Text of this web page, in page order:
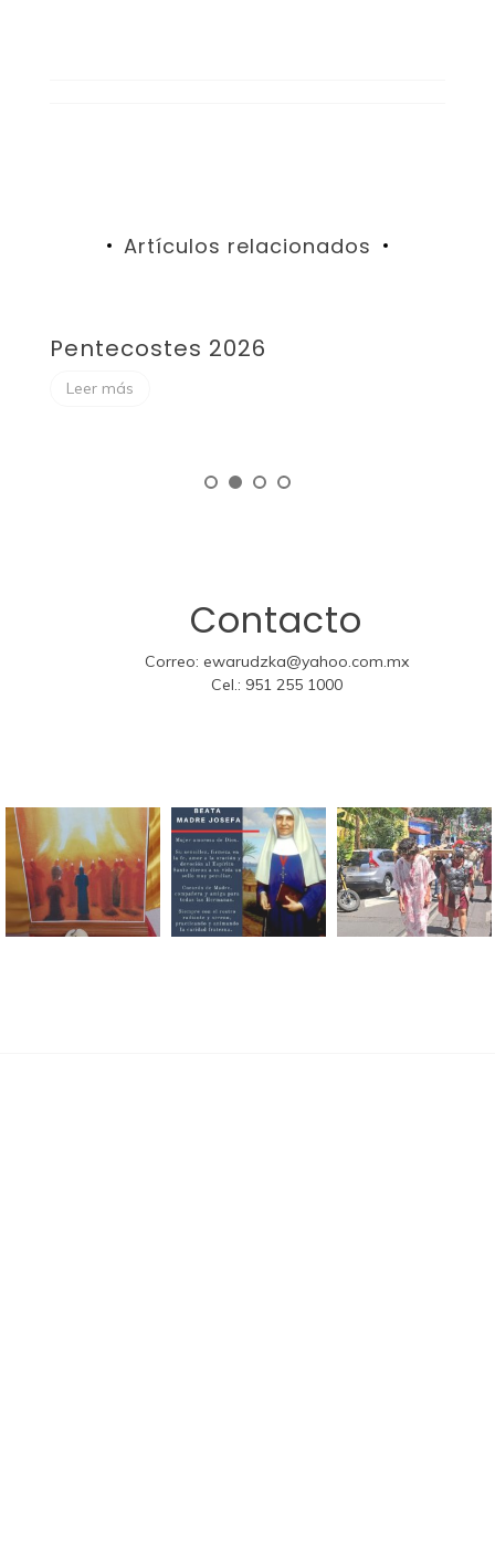
Artículos relacionados
Pentecostes 2026
Leer más
Contacto
Correo: ewarudzka@yahoo.com.mx
Cel.: 951 255 1000